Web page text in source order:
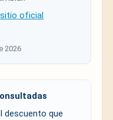
oficial
2026
descuento que